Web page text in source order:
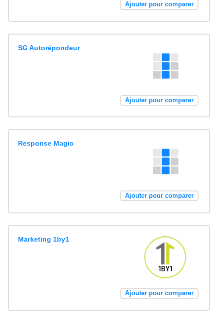
Ajouter pour comparer
SG Autorépondeur
Ajouter pour comparer
Response Magic
Ajouter pour comparer
Marketing 1by1
Ajouter pour comparer